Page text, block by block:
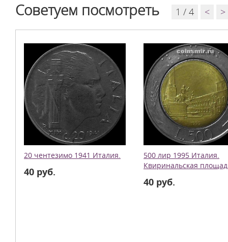
Советуем посмотреть 1 / 4 < >
20 чентезимо 1941 Италия.
40 руб.
500 лир 1995 Италия.
Квиринальская
40 руб.